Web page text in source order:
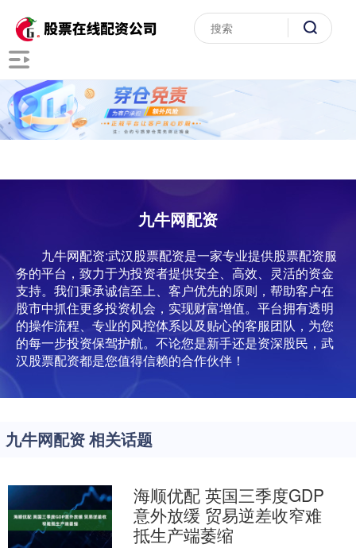
九牛网配资
九牛网配资:武汉股票配资是一家专业提供股票配资服
务的平台，致力于为投资者提供安全、高效、灵活的资金
支持。我们秉承诚信至上、客户优先的原则，帮助客户在
股市中抓住更多投资机会，实现财富增值。平台拥有透明
的操作流程、专业的风控体系以及贴心的客服团队，为您
的每一步投资保驾护航。不论您是新手还是资深股民，武
汉股票配资都是您值得信赖的合作伙伴！
九牛网配资 相关话题
海顺优配 英国三季度GDP
意外放缓 贸易逆差收窄难
抵生产端萎缩